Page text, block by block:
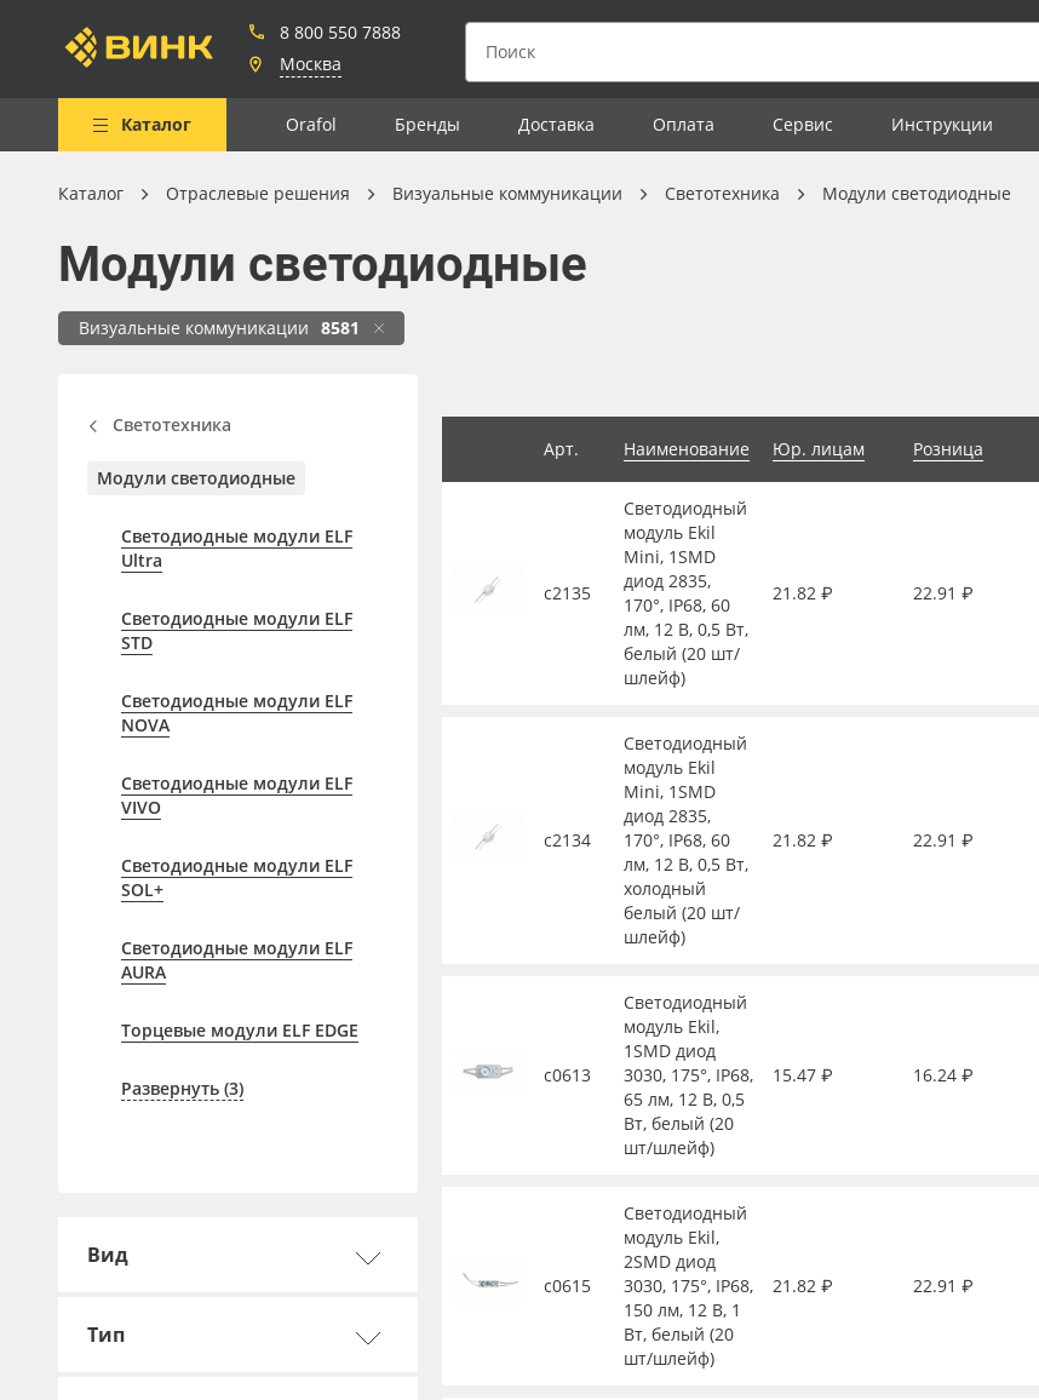
8 800 550 7888
Москва
Каталог Orafol Бренды Доставка Оплата Сервис Инструкции
Весь каталог
Рулонные материалы
Листовые материалы
Клей, скотчи и крепёж
Мобильные конструкции и
Профильные системы
Светотехника
Упаковочные материалы
Новинки ассортимента
Orajet 3640
Плёнка монтажная Oratape
ПЭТ листовой
ПЭТ бэклит
Каталог Отраслевые решения Визуальные коммуникации Светотехника Модули светодиодные
Модули светодиодные
Визуальные коммуникации 8581
Светотехника
Модули светодиодные
Светодиодные модули ELF
Ultra
Светодиодные модули ELF
STD
Светодиодные модули ELF
NOVA
Светодиодные модули ELF
VIVO
Светодиодные модули ELF
SOL+
Светодиодные модули ELF
AURA
Торцевые модули ELF EDGE
Развернуть (3)
Вид
Тип
Арт. Наименование Юр. лицам Розница
с2135
Светодиодный
модуль Ekil
Mini, 1SMD
диод 2835,
170°, IP68, 60
лм, 12 В, 0,5 Вт,
белый (20 шт/
шлейф)
21.82 ₽ 22.91 ₽
с2134
Светодиодный
модуль Ekil
Mini, 1SMD
диод 2835,
170°, IP68, 60
лм, 12 В, 0,5 Вт,
холодный
белый (20 шт/
шлейф)
21.82 ₽ 22.91 ₽
с0613
Светодиодный
модуль Ekil,
1SMD диод
3030, 175°, IP68,
65 лм, 12 В, 0,5
Вт, белый (20
шт/шлейф)
15.47 ₽ 16.24 ₽
с0615
Светодиодный
модуль Ekil,
2SMD диод
3030, 175°, IP68,
150 лм, 12 В, 1
Вт, белый (20
шт/шлейф)
21.82 ₽ 22.91 ₽